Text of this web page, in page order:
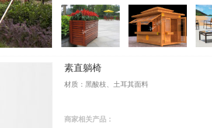
素直躺椅
材质：黑酸枝、土耳其面料
商家相关产品：